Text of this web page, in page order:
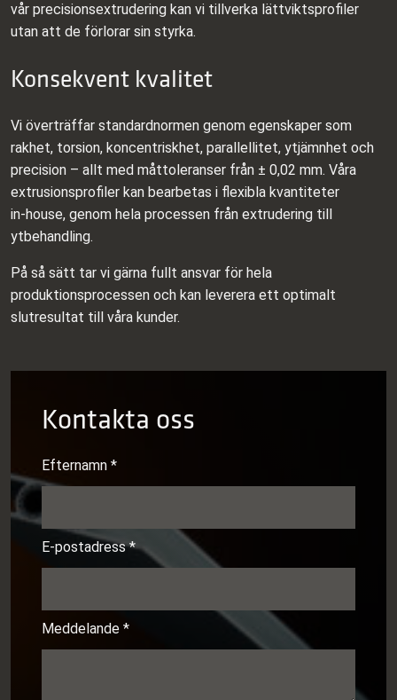
vår precisions­extrudering kan vi tillverka lättviktsprofiler
utan att de förlorar sin styrka.
Konsekvent kvalitet
Vi överträffar standardnormen genom egenskaper som
rakhet, torsion, koncentriskhet, parallellitet, ytjämnhet och
precision – allt med måttoleranser från ± 0,02 mm. Våra
extrusionsprofiler kan bearbetas i flexibla kvantiteter
in‑house, genom hela processen från extrudering till
ytbehandling.
På så sätt tar vi gärna fullt ansvar för hela
produktionsprocessen och kan leverera ett optimalt
slutresultat till våra kunder.
Kontakta oss